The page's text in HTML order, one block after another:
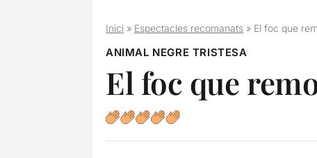
Inici» Espectacles recomanats» El foc que
ANIMAL NEGRE TRISTESA
El foc que